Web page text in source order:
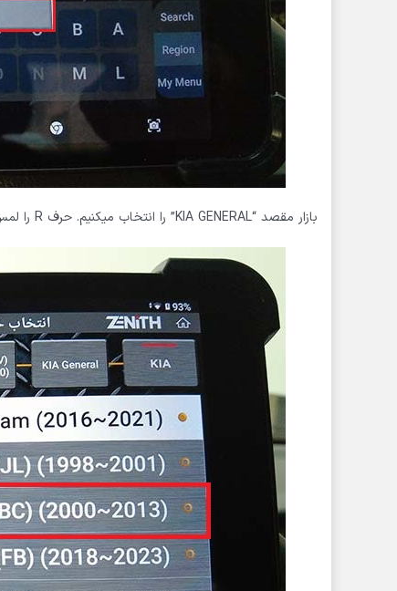
بازار مقصد “KIA GENERAL” را انتخاب میکنیم. حرف R را لمس میکنیم و سپس خودرو